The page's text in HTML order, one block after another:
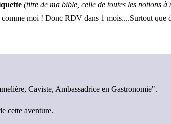
(titre de ma bible, celle de toutes les notions
moi ! Donc RDV dans 1 mois....Surtout
Caviste, Ambassadrice en Gastronomie".
cette aventure.